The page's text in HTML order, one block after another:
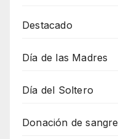
Destacado
Día de las Madres
Día del Soltero
Donación de sangre